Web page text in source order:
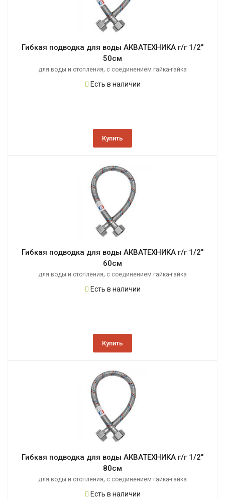
Гибкая подводка для воды АКВАТЕХНИКА г/г 1/2"
50см
для воды и отопления, с соединением гайка-гайка
Есть в наличии
Купить
Гибкая подводка для воды АКВАТЕХНИКА г/г 1/2"
60см
для воды и отопления, с соединением гайка-гайка
Есть в наличии
Купить
Гибкая подводка для воды АКВАТЕХНИКА г/г 1/2"
80см
для воды и отопления, с соединением гайка-гайка
Есть в наличии